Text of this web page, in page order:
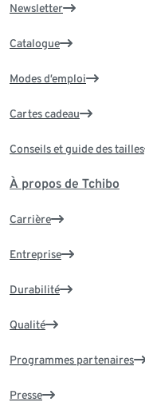
Newsletter
Catalogue
Modes d’emploi
Cartes cadeau
Conseils et guide des tailles
À propos de Tchibo
Carrière
Entreprise
Durabilité
Qualité
Programmes partenaires
Presse